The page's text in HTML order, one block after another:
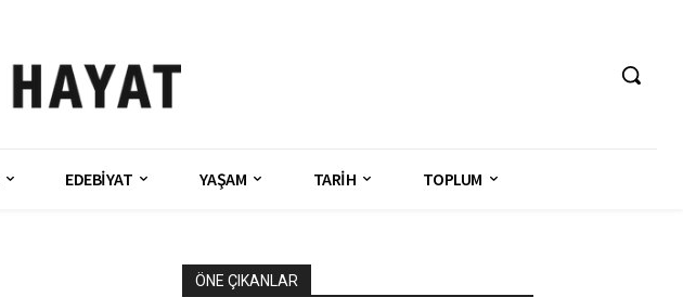
EDEBİYAT YAŞAM TARİH TOPLUM
ÖNE ÇIKANLAR